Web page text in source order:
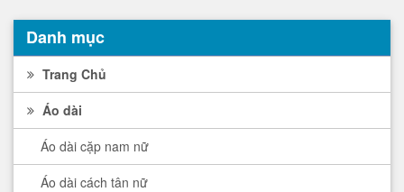
Danh mục
Trang Chủ
Áo dài
Áo dài cặp nam nữ
Áo dài cách tân nữ